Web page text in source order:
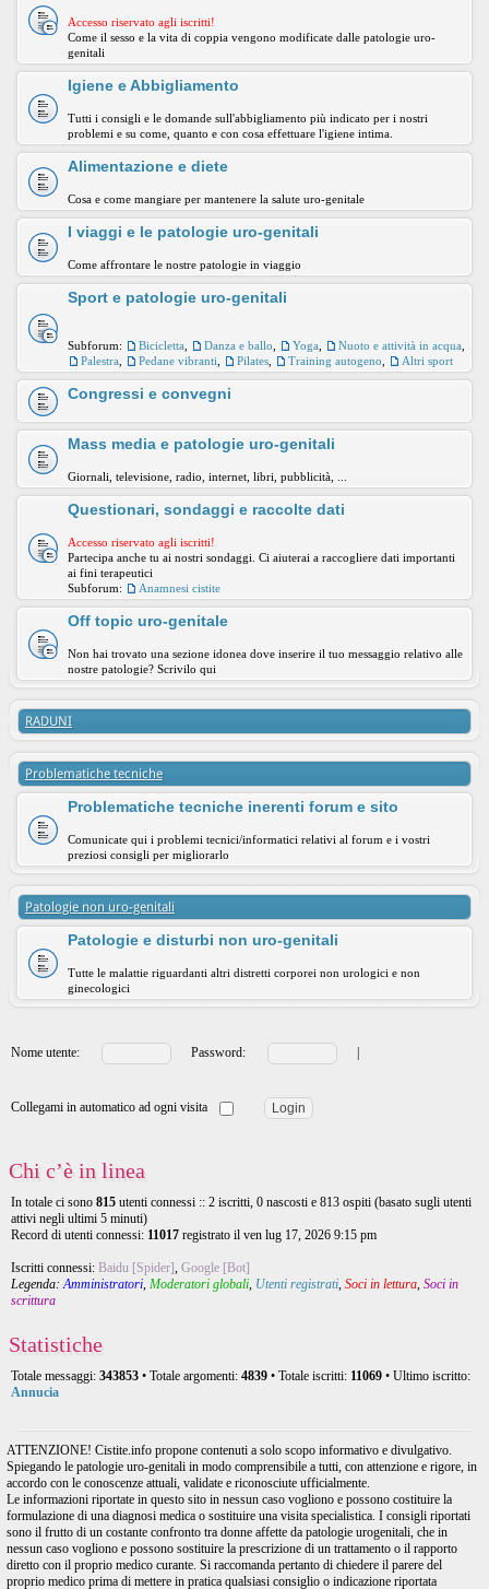
Accesso riservato agli iscritti!
Come il sesso e la vita di coppia vengono modificate dalle patologie uro-
genitali
Igiene e Abbigliamento
Tutti i consigli e le domande sull'abbigliamento più indicato per i nostri
problemi e su come, quanto e con cosa effettuare l'igiene intima.
Alimentazione e diete
Cosa e come mangiare per mantenere la salute uro-genitale
I viaggi e le patologie uro-genitali
Come affrontare le nostre patologie in viaggio
Sport e patologie uro-genitali
Subforum: Bicicletta Danza e ballo Yoga Nuoto e attività in acqua
Palestra
Pedane vibranti Pilates Training autogeno Altri sport
Congressi e convegni
Mass media e patologie uro-genitali
Giornali, televisione, radio, internet, libri, pubblicità, ...
Questionari, sondaggi e raccolte dati
Accesso riservato agli iscritti!
Partecipa anche tu ai nostri sondaggi. Ci aiuterai a raccogliere dati importanti
ai fini terapeutici
Subforum:
Anamnesi cistite
Off topic uro-genitale
Non hai trovato una sezione idonea dove inserire il tuo messaggio relativo alle
nostre patologie? Scrivilo qui
RADUNI
Problematiche tecniche
Problematiche tecniche inerenti forum e sito
Comunicate qui i problemi tecnici/informatici relativi al forum e i vostri
preziosi consigli per migliorarlo
Patologie non uro-genitali
Patologie e disturbi non uro-genitali
Tutte le malattie riguardanti altri distretti corporei non urologici e non
ginecologici
Nome utente: Password:
Collegami in automatico ad ogni visita
Chi c’è in linea
In totale ci sono 815 utenti connessi :: 2 iscritti, 0 nascosti e 813 ospiti (basato sugli utenti
attivi negli ultimi 5 minuti)
Record di utenti connessi: 11017 registrato il ven lug 17, 2026 9:15 pm
Iscritti connessi: Baidu [Spider], Google [Bot]
Legenda:Amministratori, Moderatori globali, Utenti registrati, Soci in lettura, Soci in
scrittura
Statistiche
Totale messaggi: 343853 • Totale argomenti: 4839 • Totale iscritti: 11069 • Ultimo iscritto:
Annucia
ATTENZIONE! Cistite.info propone contenuti a solo scopo informativo e divulgativo.
Spiegando le patologie uro-genitali in modo comprensibile a tutti, con attenzione e rigore, in
accordo con le conoscenze attuali, validate e riconosciute ufficialmente.
Le informazioni riportate in questo sito in nessun caso vogliono e possono costituire la
formulazione di una diagnosi medica o sostituire una visita specialistica. I consigli riportati
sono il frutto di un costante confronto tra donne affette da patologie urogenitali, che in
nessun caso vogliono e possono sostituire la prescrizione di un trattamento o il rapporto
diretto con il proprio medico curante. Si raccomanda pertanto di chiedere il parere del
proprio medico prima di mettere in pratica qualsiasi consiglio o indicazione riportata